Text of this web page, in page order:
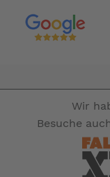
Wir
Besuche